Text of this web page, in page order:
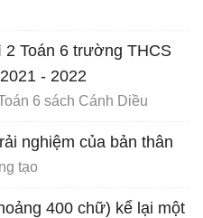
Toán 6 trường THCS
- 2022
6 sách Cánh Diều
nghiệm của bản thân
tạo
400 chữ) kể lại một